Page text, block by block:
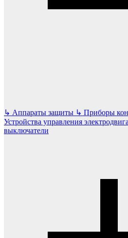
↳ Аппараты защиты ↳ Приборы
Устройства управления
выключатели